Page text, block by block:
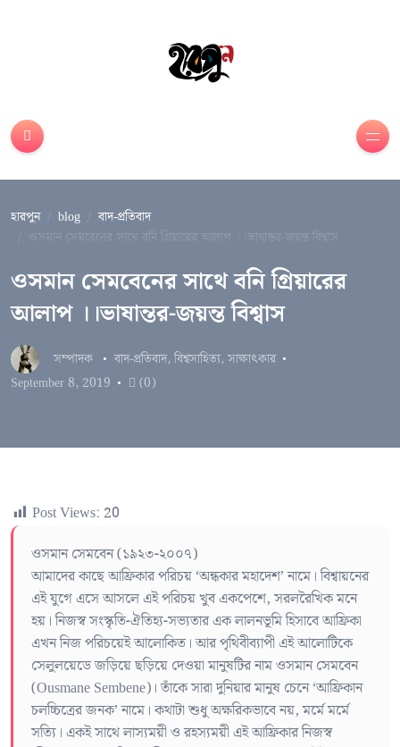
হারপুন blog
বাদ-প্রতিবাদ
ওসমান সেমবেনের সাথে বনি গ্রিয়ারের
আলাপ ।।ভাষান্তর-জয়ন্ত বিশ্বাস
সম্পাদক বাদ-প্রতিবাদ,বিশ্বসাহিত্য,সাক্ষাৎকার
September 8, 2019
(0)
Post Views: 20
ওসমান সেমবেন (১৯২৩-২০০৭)
আমাদের কাছে আফ্রিকার পরিচয় ‘অন্ধকার মহাদেশ’ নামে। বিশ্বায়নের
এই যুগে এসে আসলে এই পরিচয় খুব একপেশে, সরলরৈখিক মনে
হয়। নিজস্ব সংস্কৃতি-ঐতিহ্য-সভ্যতার এক লালনভূমি হিসাবে আফ্রিকা
এখন নিজ পরিচয়েই আলোকিত। আর পৃথিবীব্যাপী এই আলোটিকে
সেলুলয়েডে জড়িয়ে ছড়িয়ে দেওয়া মানুষটির নাম ওসমান সেমবেন
(Ousmane Sembene)। তাঁকে সারা দুনিয়ার মানুষ চেনে ‘আফ্রিকান
চলচ্চিত্রের জনক’ নামে। কথাটা শুধু অক্ষরিকভাবে নয়, মর্মে মর্মে
সত্যি। একই সাথে লাস্যময়ী ও রহস্যময়ী এই আফ্রিকার নিজস্ব